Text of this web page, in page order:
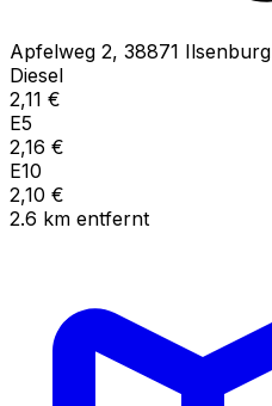
Apfelweg 2, 38871 Ilsenburg
Diesel
2,11 €
E5
2,16 €
E10
2,10 €
2.6 km entfernt